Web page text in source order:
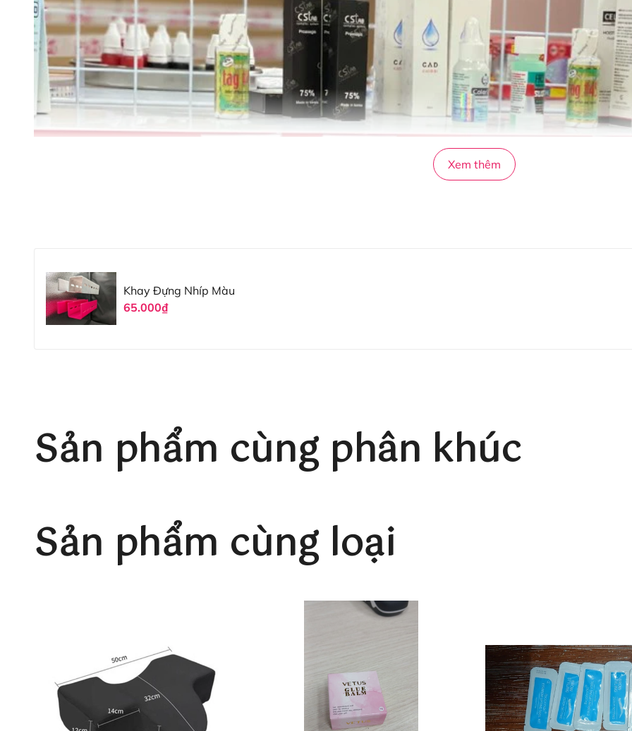
CHÍNH SÁCH VÀ HẬU MÃI
Hani Beauty Tool
cam kết và đảm bảo không bán hàng giả, hàng nhái.
Xem thêm
Khay Đựng Nhíp Màu
65.000₫
Sản phẩm cùng phân khúc
Sản phẩm cùng loại